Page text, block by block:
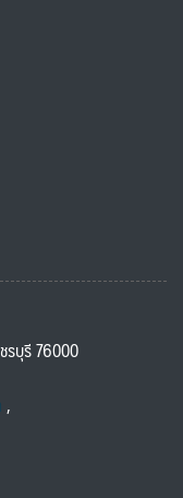
รบุรี 76000
,